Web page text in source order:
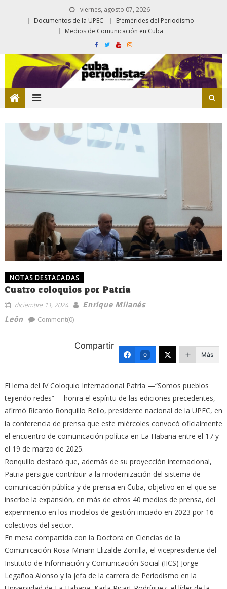
viernes, agosto 07, 2026
Documentos de la UPEC
Efemérides del Periodismo
Medios de Comunicación en Cuba
NOTAS DESTACADAS
Cuatro coloquios por Patria
diciembre 11, 2024
Enrique Milanés
León
Comment(0)
Compartir
0 Más
El lema del IV Coloquio Internacional Patria —“Somos pueblos
tejiendo redes”— honra el espíritu de las ediciones precedentes,
afirmó Ricardo Ronquillo Bello, presidente nacional de la UPEC, en
la conferencia de prensa que este miércoles convocó oficialmente
el encuentro de comunicación política en La Habana entre el 17 y
el 19 de marzo de 2025.
Ronquillo destacó que, además de su proyección internacional,
Patria persigue contribuir a la modernización del sistema de
comunicación pública y de prensa en Cuba, objetivo en el que se
inscribe la expansión, en más de otros 40 medios de prensa, del
experimento en los modelos de gestión iniciado en 2023 por 16
colectivos del sector.
En mesa compartida con la Doctora en Ciencias de la
Comunicación Rosa Miriam Elizalde Zorrilla, el vicepresidente del
Instituto de Información y Comunicación Social (IICS) Jorge
Legañoa Alonso y la jefa de la carrera de Periodismo en la